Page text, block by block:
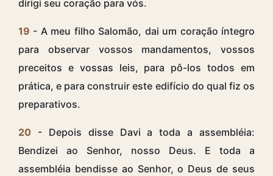
dirigi seu coração para vós.
19 - A meu filho Salomão, dai um coração íntegro
para observar vossos mandamentos, vossos
preceitos e vossas leis, para pô-los todos em
prática, e para construir este edifício do qual fiz os
preparativos.
20 - Depois disse Davi a toda a assembléia:
Bendizei ao Senhor, nosso Deus. E toda a
assembléia bendisse ao Senhor, o Deus de seus